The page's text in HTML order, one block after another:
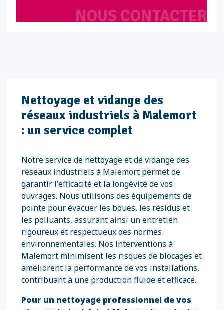
NOUS CONTACTER
Nettoyage et vidange des
réseaux industriels à Malemort
: un service complet
Notre service de nettoyage et de vidange des
réseaux industriels à Malemort permet de
garantir l'efficacité et la longévité de vos
ouvrages. Nous utilisons des équipements de
pointe pour évacuer les boues, les résidus et
les polluants, assurant ainsi un entretien
rigoureux et respectueux des normes
environnementales. Nos interventions à
Malemort minimisent les risques de blocages et
améliorent la performance de vos installations,
contribuant à une production fluide et efficace.
Pour un nettoyage professionnel de vos